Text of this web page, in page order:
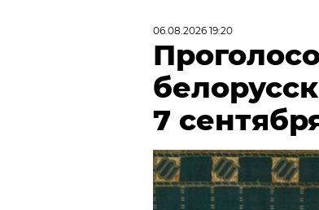
06.08.2026 19:20
7